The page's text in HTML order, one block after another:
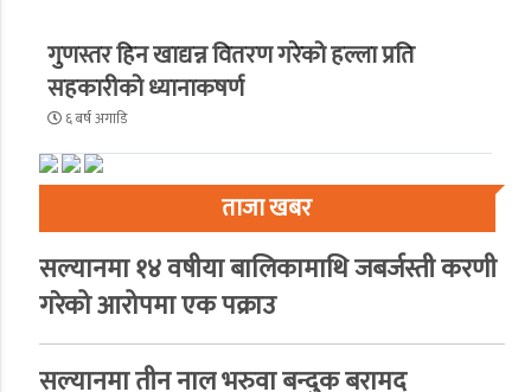
गुणस्तर हिन खाद्यन्न वितरण गरेको हल्ला प्रति
सहकारीको ध्यानाकषर्ण
६ बर्ष अगाडि
ताजा खबर
सल्यानमा १४ वषीया बालिकामाथि जबर्जस्ती करणी
गरेको आरोपमा एक पक्राउ
सल्यानमा तीन नाल भरुवा बन्दुक बरामद